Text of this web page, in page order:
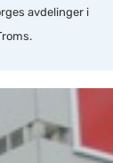
avdelinger i